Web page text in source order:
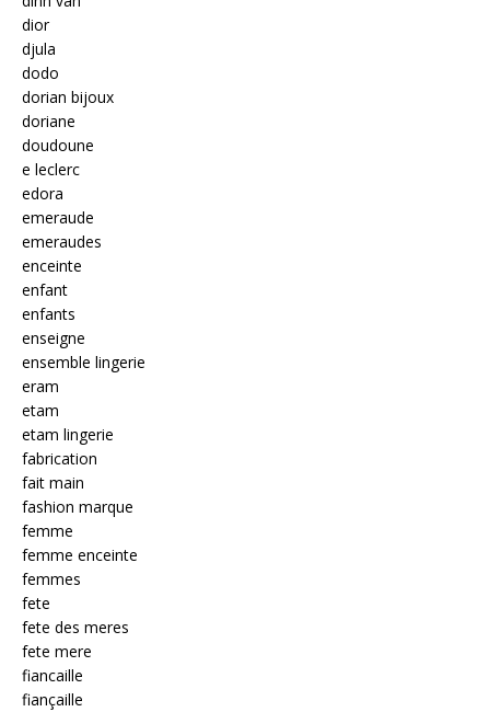
dior
djula
dodo
dorian bijoux
doriane
doudoune
e leclerc
edora
emeraude
emeraudes
enceinte
enfant
enfants
enseigne
ensemble lingerie
eram
etam
etam lingerie
fabrication
fait main
fashion marque
femme
femme enceinte
femmes
fete
fete des meres
fete mere
fiancaille
fiançaille